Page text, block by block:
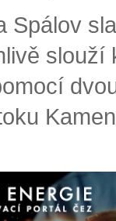
Spálov
slouží